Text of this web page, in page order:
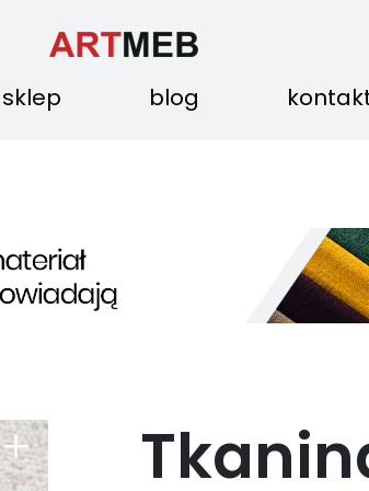
sklep blog
+